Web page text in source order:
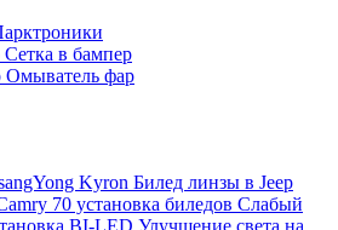
Сетка в бампер
Омыватель фар
Kyron Билед линзы в Jeep
70 установка биледов Слабый
BI-LED Улучшение света на